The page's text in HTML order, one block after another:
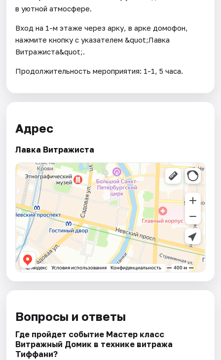
в уютной атмосфере.
Вход на 1-м этаже через арку, в арке домофон,
нажмите кнопку с указателем &quot;Лавка
Витражиста&quot;.
Продолжительность мероприятия: 1-1, 5 часа.
Адрес
Лавка Витражиста
Вопросы и ответы
Где пройдет событие Мастер класс
Витражный Домик в технике витража
Тиффани?